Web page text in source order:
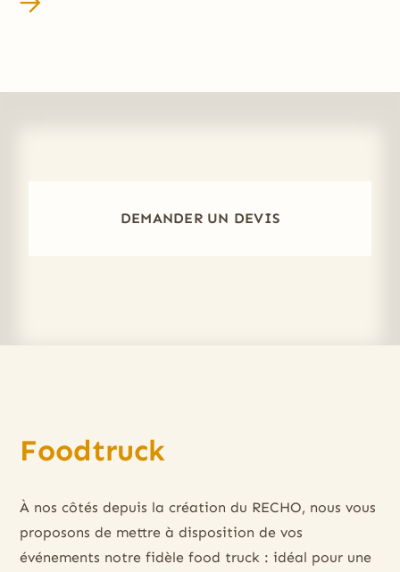
DEMANDER UN DEVIS
Foodtruck
À nos côtés depuis la création du RECHO, nous vous
proposons de mettre à disposition de vos
événements notre fidèle food truck : idéal pour une